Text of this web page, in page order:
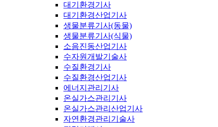
대기환경기사
대기환경산업기사
생물분류기사(동물)
생물분류기사(식물)
소음진동산업기사
수자원개발기술사
수질환경기사
수질환경산업기사
에너지관리기사
온실가스관리기사
온실가스관리산업기사
자연환경관리기술사